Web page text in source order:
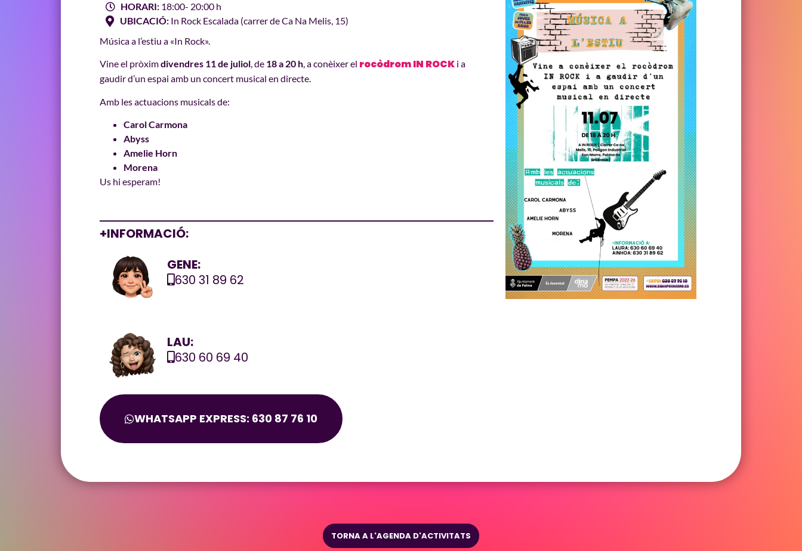
HORARI: 18:00- 20:00 h
UBICACIÓ: In Rock Escalada (carrer de Ca Na Melis, 15)
Música a l’estiu a «In Rock».
Vine el pròximdivendres 11 de juliol, de 18 a 20 h, a conèixer el rocòdromIN ROCK i a
gaudir d’un espai amb un concert musical en directe.
Amb les actuacions musicals de:
Carol Carmona
Abyss
Amelie Horn
Morena
Us hi esperam!
+INFORMACIÓ:
GENE:
630 31 89 62
LAU:
630 60 69 40
WHATSAPP EXPRESS: 630 87 76 10
TORNA A L'AGENDA D'ACTIVITATS